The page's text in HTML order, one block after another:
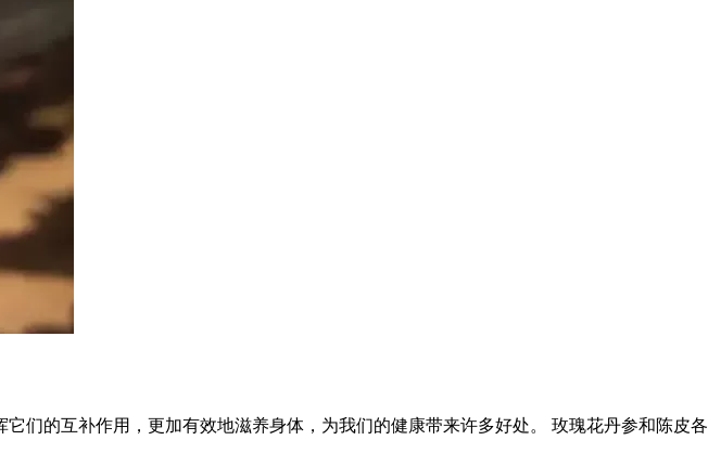
们的互补作用，更加有效地滋养身体，为我们的健康带来许多好处。 玫瑰花丹参和陈皮各